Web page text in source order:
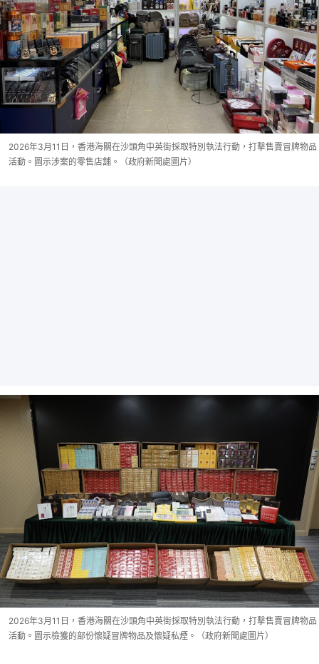
2026年3月11日，香港海關在沙頭角中英街採取特別執法行動，打擊售賣冒牌物品
活動。圖示涉案的零售店舖。（政府新聞處圖片）
2026年3月11日，香港海關在沙頭角中英街採取特別執法行動，打擊售賣冒牌物品
活動。圖示檢獲的部份懷疑冒牌物品及懷疑私煙。（政府新聞處圖片）